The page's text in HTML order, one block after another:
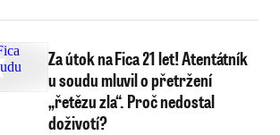
Za útok na Fica 21 let! Atentátník
u soudu mluvil o přetržení
„řetězu zla“. Proč nedostal
doživotí?